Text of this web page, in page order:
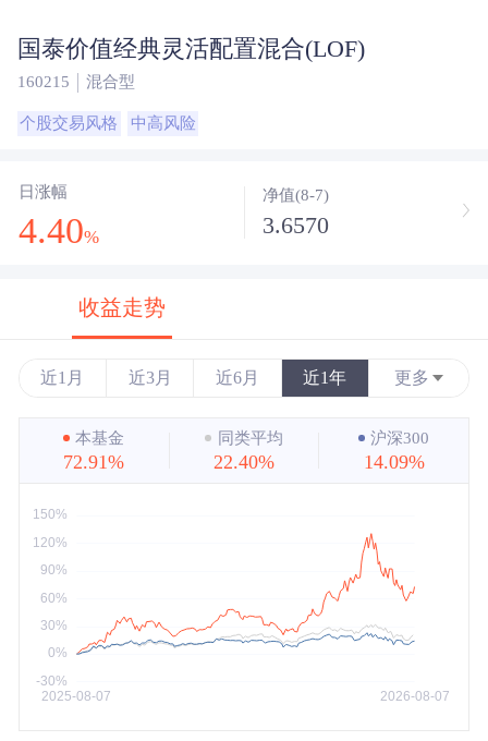
国泰价值经典灵活配置混合(LOF)
160215 混合型
个股交易风格 中高风险
日涨幅
4.40%
净值(8-7)
3.6570
收益走势
近1月 近3月 近6月 近1年 更多
近3年
近5年
最大
本基金
72.91%
同类平均
22.40%
沪深300
14.09%